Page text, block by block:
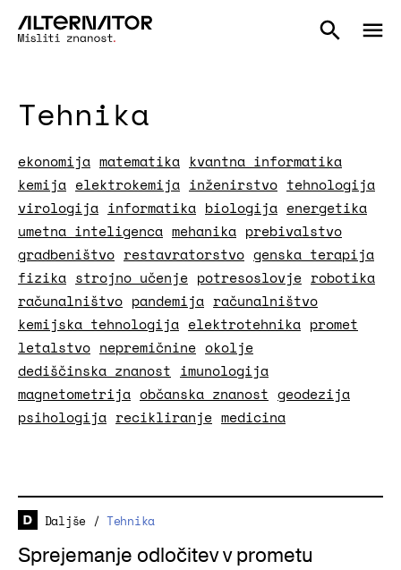
Tehnika
ekonomija matematika kvantna informatika
kemija elektrokemija inženirstvo tehnologija
virologija informatika biologija energetika
umetna inteligenca mehanika prebivalstvo
gradbeništvo restavratorstvo genska terapija
fizika strojno učenje potresoslovje robotika
računalništvo pandemija računalništvo
kemijska tehnologija elektrotehnika promet
letalstvo nepremičnine okolje
dediščinska znanost imunologija
magnetometrija občanska znanost geodezija
psihologija recikliranje medicina
Daljše /Tehnika
Sprejemanje odločitev v prometu